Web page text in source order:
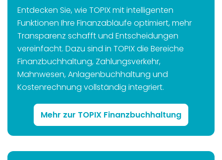
Entdecken Sie, wie TOPIX mit intelligenten
Funktionen Ihre Finanzabläufe optimiert, mehr
Transparenz schafft und Entscheidungen
vereinfacht. Dazu sind in TOPIX die Bereiche
Finanzbuchhaltung, Zahlungsverkehr,
Mahnwesen, Anlagenbuchhaltung und
Kostenrechnung vollständig integriert.
Mehr zur TOPIX Finanzbuchhaltung